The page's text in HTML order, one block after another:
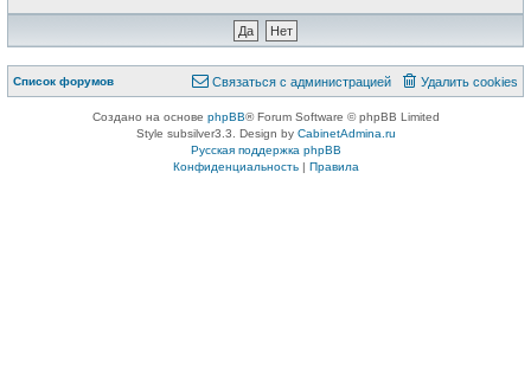
Список форумов Удалить cookies
Связаться с администрацией
Создано на основе phpBB® Forum Software © phpBB Limited
Style subsilver3.3. Design by CabinetAdmina.ru
Русская поддержка phpBB
Конфиденциальность| Правила